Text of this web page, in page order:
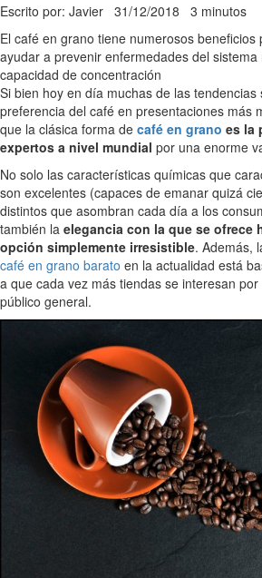
Escrito por: Javier 31/12/2018 3 minutos
El café en grano tiene numerosos beneficios
ayudar a prevenir enfermedades del sistema
capacidad de concentración
Si bien hoy en día muchas de las tendencias
preferencia del café en presentaciones más
que la clásica forma de café en grano es la
expertos a nivel mundial por una enorme
No solo las características químicas que
son excelentes (capaces de emanar quizá
distintos que asombran cada día a los
también la elegancia con la que se ofrece
opción simplemente irresistible. Además,
café en grano barato en la actualidad está
a que cada vez más tiendas se interesan
público general.